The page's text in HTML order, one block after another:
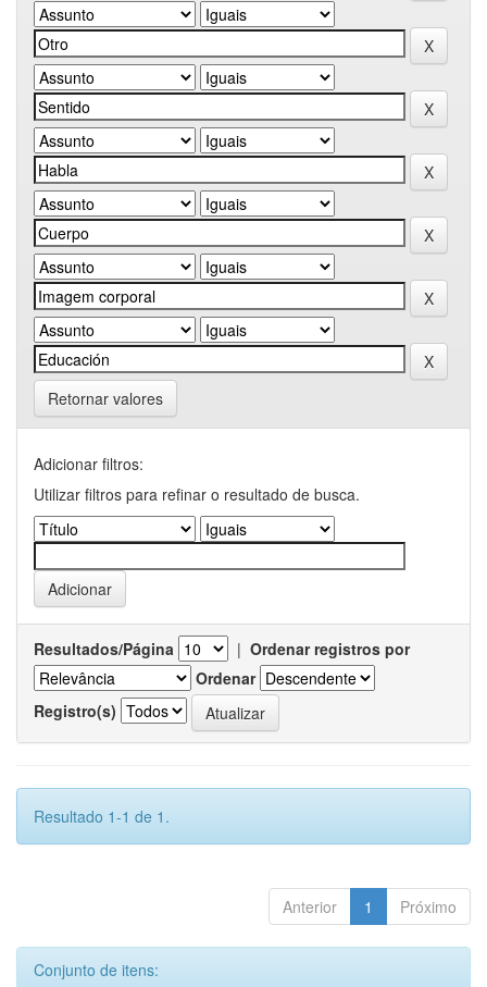
Retornar valores
Adicionar filtros:
Utilizar filtros para refinar o resultado de busca.
Resultados/Página | Ordenar registros por
Ordenar
Registro(s)
Resultado 1-1 de 1.
Anterior 1 Próximo
Conjunto de itens: